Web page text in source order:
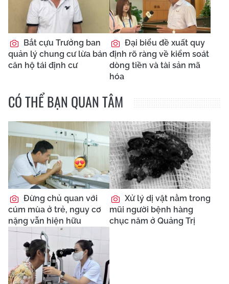
Bắt cựu Trưởng ban
quản lý chung cư lừa bán
căn hộ tái định cư
Đại biểu đề xuất quy
định rõ ràng về kiểm soát
dòng tiền và tài sản mã
hóa
CÓ THỂ BẠN QUAN TÂM
Đừng chủ quan với
cúm mùa ở trẻ, nguy cơ
nặng vẫn hiện hữu
Xử lý dị vật nằm trong
mũi người bệnh hàng
chục năm ở Quảng Trị